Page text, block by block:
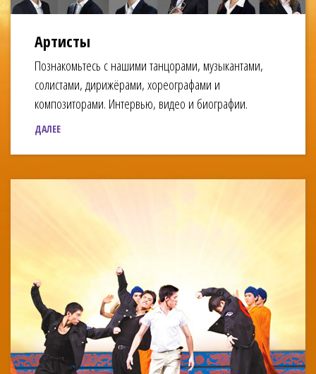
Артисты
Познакомьтесь с нашими танцорами, музыкантами,
солистами, дирижёрами, хореографами и
композиторами. Интервью, видео и биографии.
ДАЛЕЕ